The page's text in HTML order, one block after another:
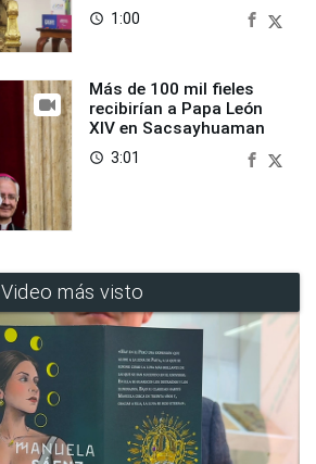
access_time 1:00
Más de 100 mil fieles
recibirían a Papa León
XIV en Sacsayhuaman
access_time 3:01
Video más visto